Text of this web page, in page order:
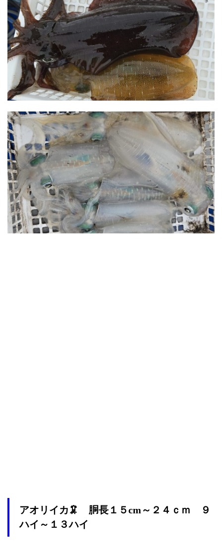
アオリイカ🦑 胴長１５cm～２４ｃｍ ９
ハイ～１３ハイ